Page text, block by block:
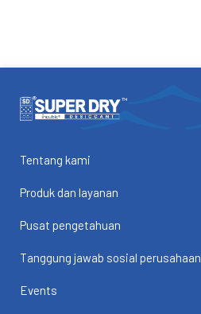
Tentang kami
Produk dan layanan
Pusat pengetahuan
Tanggung jawab sosial perusahaan
Events